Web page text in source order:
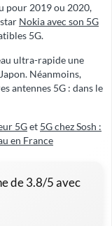
pour 2019 ou 2020,
Nokia avec son 5G
5G.
ultra-rapide une
Néanmoins,
antennes 5G : dans le
5Get 5G chez Sosh :
en France
de3.8/5 avec